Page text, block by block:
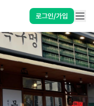
로그인/가입